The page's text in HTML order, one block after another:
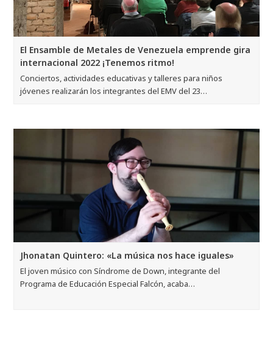
El Ensamble de Metales de Venezuela emprende gira
internacional 2022 ¡Tenemos ritmo!
Conciertos, actividades educativas y talleres para niños
jóvenes realizarán los integrantes del EMV del 23…
Jhonatan Quintero: «La música nos hace iguales»
El joven músico con Síndrome de Down, integrante del
Programa de Educación Especial Falcón, acaba…